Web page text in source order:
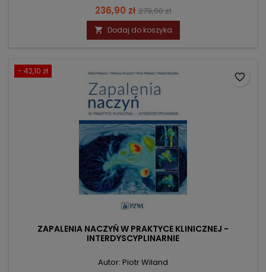
Cena
236,90 zł Cena
podstawowa
279,00 zł
 Dodaj do koszyka
- 42,10 zł
ZAPALENIA NACZYŃ W PRAKTYCE KLINICZNEJ -
INTERDYSCYPLINARNIE
Autor: Piotr Wiland
favorite_border